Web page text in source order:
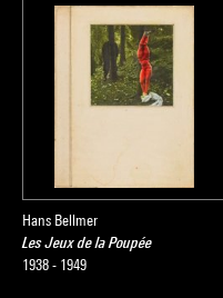
Hans Bellmer
Les Jeux de la Poupée
1938 - 1949